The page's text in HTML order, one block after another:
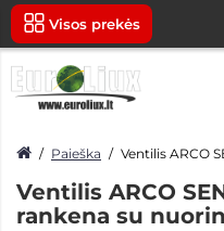
Visos prekės
Paieška Ventilis ARCO
Ventilis ARCO
rankena su